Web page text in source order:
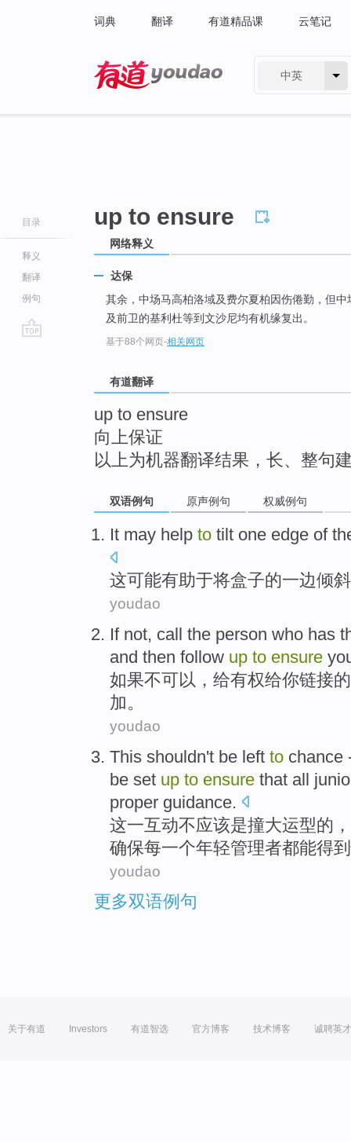
词典 翻译 有道精品课 云笔记
中英
目录
释义
翻译
例句
up to ensure
网络释义
达保
其余，中场马高柏洛域及费尔夏柏因伤倦勤，但中
及前卫的基利杜等到文沙尼均有机缘复出。
基于88个网页-相关网页
有道翻译
up to ensure
向上保证
以上为机器翻译结果，长、整句
双语例句 原声例句 权威例句
It may help to tilt one edge of
这可能有助于将盒子的一边倾斜
youdao
If not, call the person who has
and then follow up to ensure
如果不可以， 给有权给你链接的
加。
youdao
This shouldn't be left to chance
be set up to ensure that all
proper guidance.
这一互动不应该是撞大运型的
确保每一个年轻管理者都能得到
youdao
更多双语例句
关于有道 Investors 有道智选 官方博客 技术博客 诚聘英才